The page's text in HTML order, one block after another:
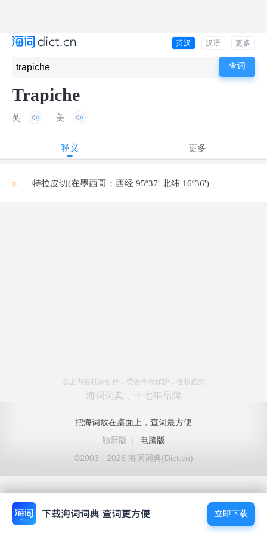
英汉 汉语 更多
Trapiche
英 美
释义 更多
n. 特拉皮切(在墨西哥；西经 95º37' 北纬 16º36')
以上内容独家创作，受著作权保护，侵权必究
海词词典，十七年品牌
把海词放在桌面上，查词最方便
触屏版
|
电脑版
©2003 - 2026 海词词典(Dict.cn)
立即下载
立即下载